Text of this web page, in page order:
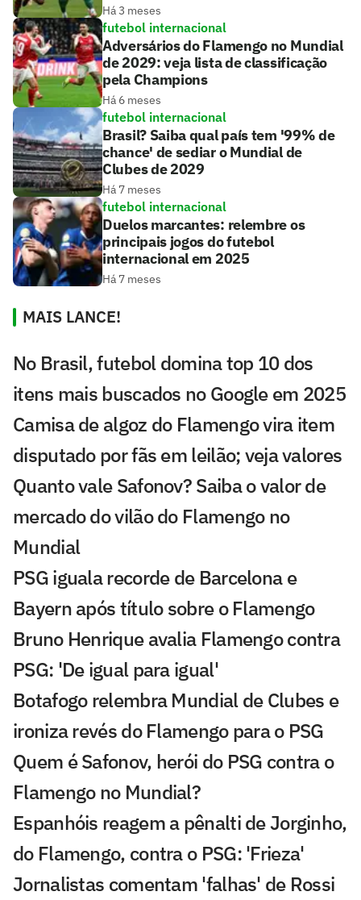
Há 3 meses
futebol internacional
Adversários do Flamengo no Mundial
de 2029: veja lista de classificação
pela Champions
Há 6 meses
futebol internacional
Brasil? Saiba qual país tem '99% de
chance' de sediar o Mundial de
Clubes de 2029
Há 7 meses
futebol internacional
Duelos marcantes: relembre os
principais jogos do futebol
internacional em 2025
Há 7 meses
MAIS LANCE!
No Brasil, futebol domina top 10 dos
itens mais buscados no Google em 2025
Camisa de algoz do Flamengo vira item
disputado por fãs em leilão; veja valores
Quanto vale Safonov? Saiba o valor de
mercado do vilão do Flamengo no
Mundial
PSG iguala recorde de Barcelona e
Bayern após título sobre o Flamengo
Bruno Henrique avalia Flamengo contra
PSG: 'De igual para igual'
Botafogo relembra Mundial de Clubes e
ironiza revés do Flamengo para o PSG
Quem é Safonov, herói do PSG contra o
Flamengo no Mundial?
Espanhóis reagem a pênalti de Jorginho,
do Flamengo, contra o PSG: 'Frieza'
Jornalistas comentam 'falhas' de Rossi